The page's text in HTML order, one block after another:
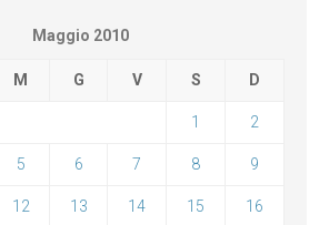
Maggio 2010
M G V S D
1 2
5 6 7 8 9
12 13 14 15 16